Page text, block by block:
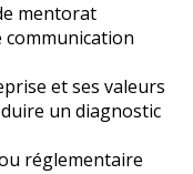
mentorat
communication
et ses valeurs
un diagnostic
réglementaire